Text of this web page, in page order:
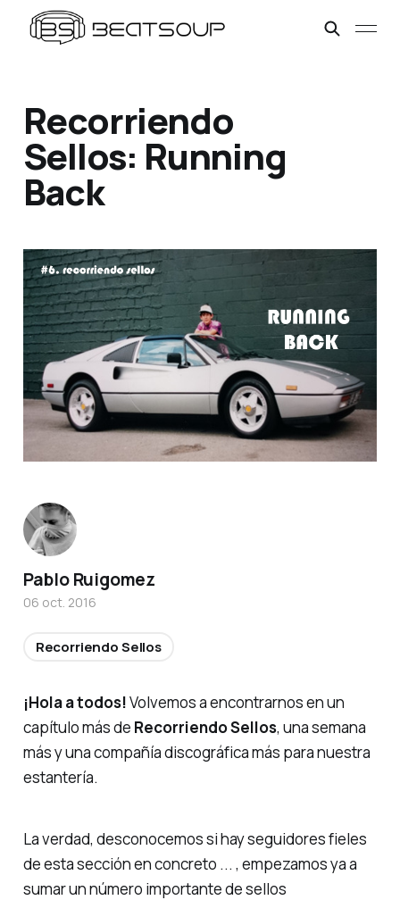
Recorriendo
Sellos: Running
Back
¡Hola a todos!Volvemos a encontrarnos en un
capítulo más de Recorriendo Sellos, una semana
más y una compañía discográfica más para nuestra
estantería.
La verdad, desconocemos si hay seguidores fieles
de esta sección en concreto ... , empezamos ya a
sumar un número importante de sellos
Pablo Ruigomez
06 oct. 2016
Recorriendo Sellos